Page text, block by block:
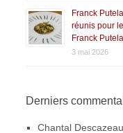
Franck
réunis pour
Franck
3 mai 2026
Derniers
Chantal